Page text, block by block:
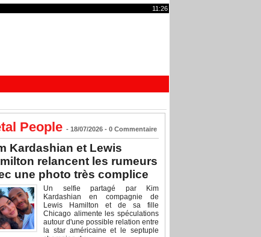
11:26
People - 18/07/2026 - 0 Commentaire
Kardashian et Lewis
relancent les rumeurs
une photo très complice
Un selfie partagé par Kim
Kardashian en compagnie de
Lewis Hamilton et de sa fille
Chicago alimente les spéculations
autour d'une possible relation entre
la star américaine et le septuple